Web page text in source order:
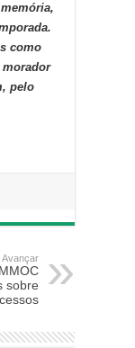
como
pelo
Avançar
sobre